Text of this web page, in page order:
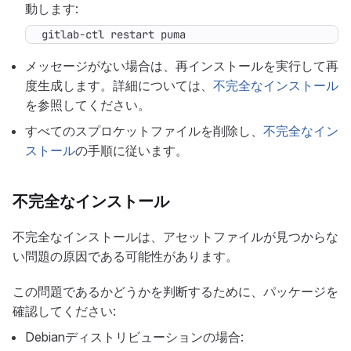
動します:
gitlab-ctl restart puma
メッセージがない場合は、再インストールを実行して再
度生成します。詳細については、 不完全なインストール
を参照してください。
すべてのスプロケットファイルを削除し、 不完全なイン
ストールの手順に従います。
不完全なインストール
不完全なインストールは、アセットファイルが見つからな
い問題の原因である可能性があります。
この問題であるかどうかを判断するために、パッケージを
確認してください:
Debianディストリビューションの場合: